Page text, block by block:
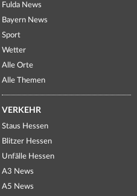
Fulda News
Bayern News
Sport
Wetter
Alle Orte
Alle Themen
VERKEHR
Staus Hessen
Blitzer Hessen
Unfälle Hessen
A3 News
A5 News